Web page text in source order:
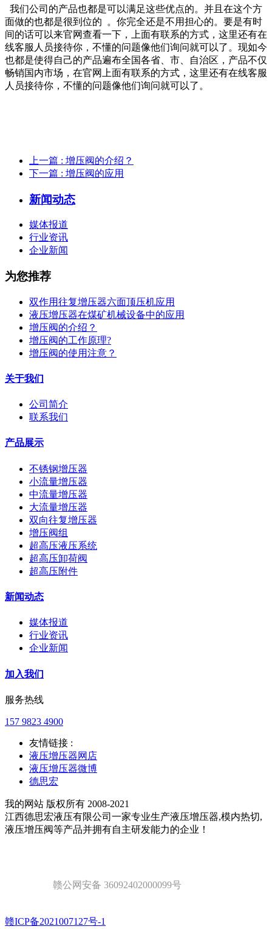
我们公司的产品也都是可以满足这些优点的。并且在这个方
面做的也都是很到位的 。你完全还是不用担心的。要是有时
间的话可以来官网查看一下，上面有联系的方式，这里还有在
线客服人员接待你，不懂的问题像他们询问就可以了。现如今
也都是使得自己的产品遍布全国各省、市、自治区，产品不仅
畅销国内市场，在官网上面有联系的方式，这里还有在线客服
人员接待你，不懂的问题像他们询问就可以了。
上一篇 : 增压阀的介绍？
下一篇 : 增压阀的应用
新闻动态
媒体报道
行业资讯
企业新闻
为您推荐
双作用往复增压器六面顶压机应用
液压增压器在煤矿机械设备中的应用
增压阀的介绍？
增压阀的工作原理?
增压阀的使用注意？
关于我们
公司简介
联系我们
产品展示
不锈钢增压器
小流量增压器
中流量增压器
大流量增压器
双向往复增压器
增压阀组
超高压液压系统
超高压卸荷阀
超高压附件
新闻动态
媒体报道
行业资讯
企业新闻
加入我们
服务热线
157 9823 4900
友情链接 :
液压增压器网店
液压增压器微博
德思宏
我的网站 版权所有 2008-2021
江西德思宏液压有限公司一家专业生产液压增压器,模内热切,
液压增压阀等产品并拥有自主研发能力的企业！
赣公网安备 36092402000099号
赣ICP备2021007127号-1